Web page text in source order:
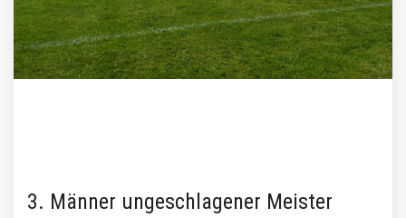
3. Männer ungeschlagener Meister